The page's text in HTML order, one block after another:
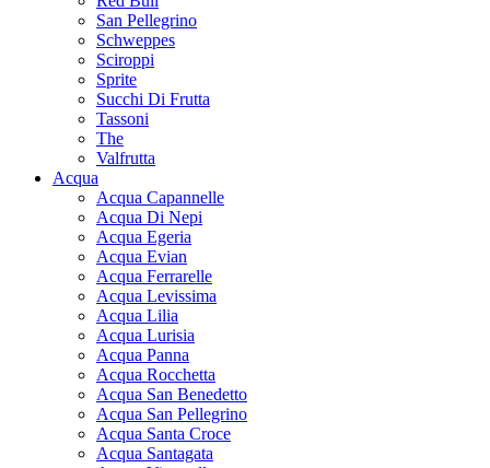
San Pellegrino
Schweppes
Sciroppi
Sprite
Succhi Di Frutta
Tassoni
The
Valfrutta
Acqua
Acqua Capannelle
Acqua Di Nepi
Acqua Egeria
Acqua Evian
Acqua Ferrarelle
Acqua Levissima
Acqua Lilia
Acqua Lurisia
Acqua Panna
Acqua Rocchetta
Acqua San Benedetto
Acqua San Pellegrino
Acqua Santa Croce
Acqua Santagata